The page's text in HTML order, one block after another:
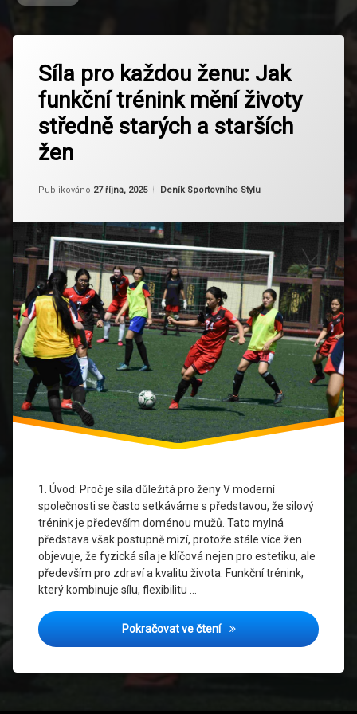
Síla pro každou ženu: Jak
funkční trénink mění životy
středně starých a starších
žen
Publikováno 27 října, 2025
Aktualizováno 12 listopadu, 2025
Od Ruby
Kategorie:
Deník Sportovního Stylu
1. Úvod: Proč je síla důležitá pro ženy V moderní
společnosti se často setkáváme s představou, že silový
trénink je především doménou mužů. Tato mylná
představa však postupně mizí, protože stále více žen
objevuje, že fyzická síla je klíčová nejen pro estetiku, ale
především pro zdraví a kvalitu života. Funkční trénink,
který kombinuje sílu, flexibilitu …
Pokračovat ve čteníSíla pro každou ženu: Jak
funkční
trénink
každodenní
život
a
posílení
svalů a
kostí
Prevence
Zranění
Rovnováha
a
koordinace
sebevědomí
a psychika
ženy
středně
staré a
starší
ženy
Ženské
zdraví
komentář
na
Síla
pro
každou
ženu:
Jak
mění
středně
starých
a
starších
žen